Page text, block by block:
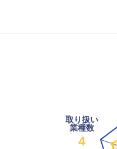
取り扱い
業種数
4